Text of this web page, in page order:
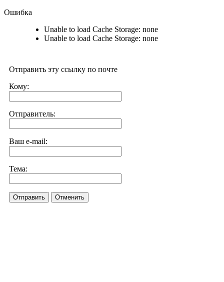
Ошибка
Unable to load Cache Storage: none
Unable to load Cache Storage: none
Отправить эту ссылку по почте
Кому:
Отправитель:
Ваш e-mail:
Тема:
Отправить Отменить